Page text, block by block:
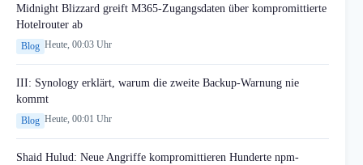
Midnight Blizzard greift M365-Zugangsdaten über kompromittierte
Hotelrouter ab
Blog Heute, 00:03 Uhr
III: Synology erklärt, warum die zweite Backup-Warnung nie
kommt
Blog Heute, 00:01 Uhr
Shaid Hulud: Neue Angriffe kompromittieren Hunderte npm-